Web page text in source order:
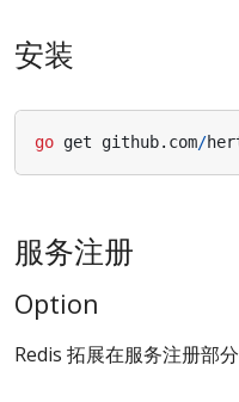
安装
go get github. com/
服务注册
Option
Redis 拓展在服务注册部